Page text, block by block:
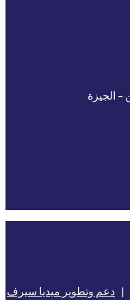
| دعم وتطوير ميديا سيرف